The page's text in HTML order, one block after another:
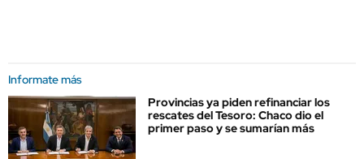
Informate más
Provincias ya piden refinanciar los
rescates del Tesoro: Chaco dio el
primer paso y se sumarían más